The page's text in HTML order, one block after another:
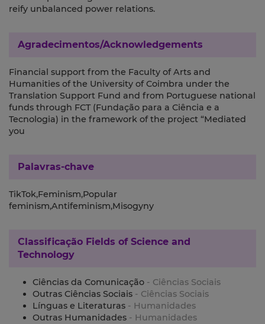
reify unbalanced power relations.
Agradecimentos/Acknowledgements
Financial support from the Faculty of Arts and
Humanities of the University of Coimbra under the
Translation Support Fund and from Portuguese national
funds through FCT (Fundação para a Ciência e a
Tecnologia) in the framework of the project “Mediated
you
Palavras-chave
TikTok,Feminism,Popular
feminism,Antifeminism,Misogyny
Classificação Fields of Science and
Technology
Ciências da Comunicação - Ciências Sociais
Outras Ciências Sociais - Ciências Sociais
Línguas e Literaturas - Humanidades
Outras Humanidades - Humanidades